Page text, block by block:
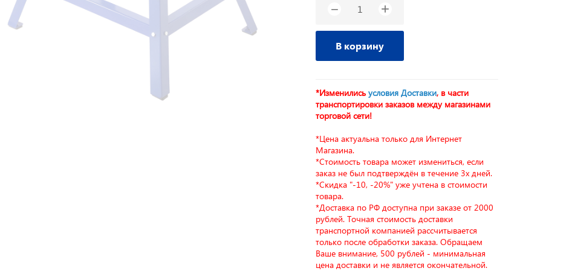
− +
В корзину
*Изменилисьусловия Доставки, в части
транспортировки заказов между магазинами
торговой сети!
*Цена актуальна только для Интернет
Магазина.
*Стоимость товара может измениться, если
заказ не был подтверждён в течение 3х дней.
*Скидка "-10, -20%" уже учтена в стоимости
товара.
*Доставка по РФ доступна при заказе от 2000
рублей. Точная стоимость доставки
транспортной компанией рассчитывается
только после обработки заказа. Обращаем
Ваше внимание, 500 рублей - минимальная
цена доставки и не является окончательной.